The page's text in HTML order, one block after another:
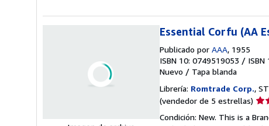
Essential Corfu (AA
Publicado por AAA, 1955
ISBN 10: 0749519053 /
Nuevo / Tapa blanda
Librería: Romtrade Corp.,
(vendedor de 5 estrellas)
Condición: New. This is a